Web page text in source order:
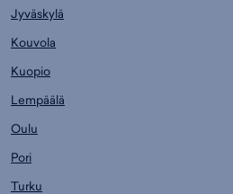
Jyväskylä
Kouvola
Kuopio
Lempäälä
Oulu
Pori
Turku